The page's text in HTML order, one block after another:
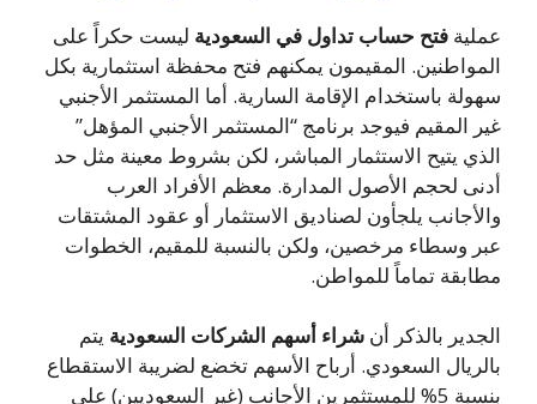
عملية فتح حساب تداول في السعودية ليست حكراً على
المواطنين. المقيمون يمكنهم فتح محفظة استثمارية بكل
سهولة باستخدام الإقامة السارية. أما المستثمر الأجنبي
غير المقيم فيوجد برنامج “المستثمر الأجنبي المؤهل”
الذي يتيح الاستثمار المباشر، لكن بشروط معينة مثل حد
أدنى لحجم الأصول المدارة. معظم الأفراد العرب
والأجانب يلجأون لصناديق الاستثمار أو عقود المشتقات
عبر وسطاء مرخصين، ولكن بالنسبة للمقيم، الخطوات
مطابقة تماماً للمواطن.
الجدير بالذكر أن شراء أسهم الشركات السعودية يتم
بالريال السعودي. أرباح الأسهم تخضع لضريبة الاستقطاع
بنسبة 5% للمستثمرين الأجانب (غير السعوديين) على